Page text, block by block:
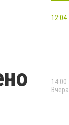
12:04
14:00
Вчера